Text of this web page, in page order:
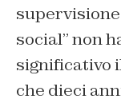
social” non
significativo
che dieci